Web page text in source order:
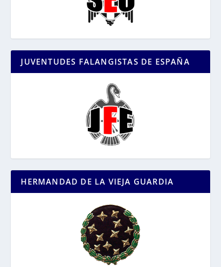
JUVENTUDES FALANGISTAS DE ESPAÑA
HERMANDAD DE LA VIEJA GUARDIA